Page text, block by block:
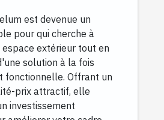
est devenue un
pour qui cherche à
extérieur tout en
solution à la fois
fonctionnelle. Offrant un
prix attractif, elle
investissement